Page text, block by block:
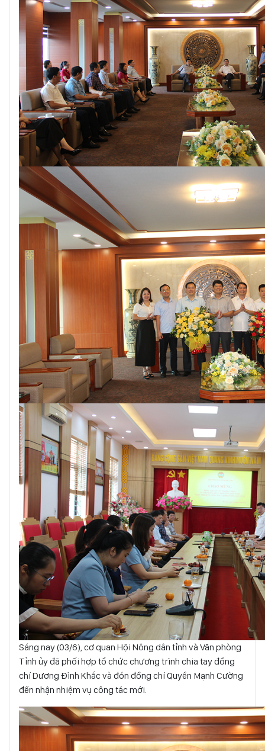
Sáng nay (03/6), cơ quan Hội Nông dân tỉnh và Văn phòng
Tỉnh ủy đã phối hợp tổ chức chương trình chia tay đồng
chí Dương Đình Khắc và đón đồng chíQuyền Mạnh Cường
đến nhận nhiệm vụ công tác mới.